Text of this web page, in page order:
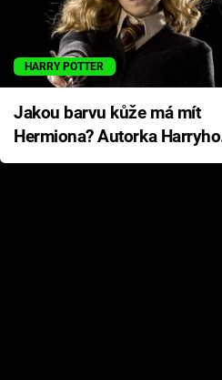
HARRY POTTER
Jakou barvu kůže má mít
Hermiona? Autorka Harryho
Pottera přišla s ráznou